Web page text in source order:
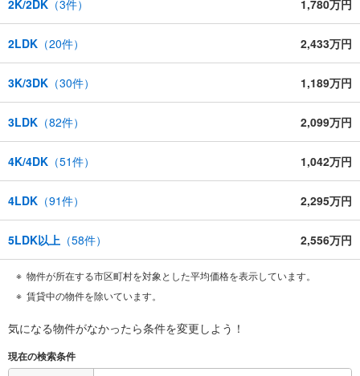
2K/2DK （3件） 1,780万円
2LDK （20件） 2,433万円
3K/3DK （30件） 1,189万円
3LDK （82件） 2,099万円
4K/4DK （51件） 1,042万円
4LDK （91件） 2,295万円
5LDK以上 （58件） 2,556万円
物件が所在する市区町村を対象とした平均価格を表示しています。
賃貸中の物件を除いています。
気になる物件がなかったら条件を変更しよう！
現在の検索条件